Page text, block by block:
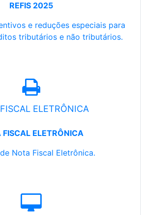
REFIS 2025
e reduções especiais para
tributários e não tributários.
ELETRÔNICA
FISCAL ELETRÔNICA
Nota Fiscal Eletrônica.